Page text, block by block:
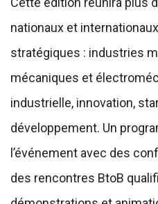
nationaux et
stratégiques : industries
mécaniques et
industrielle, innovation,
développement. Un
l’événement avec des
des rencontres BtoB